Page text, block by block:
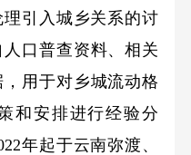
引入城乡关系的讨
口普查资料、相关
用于对乡城流动格
和安排进行经验分
年起于云南弥渡、